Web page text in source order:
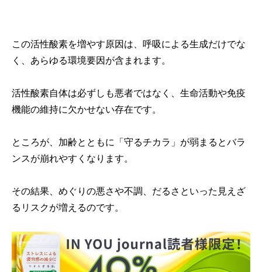
この活性酸素を増やす原因は、呼吸による生成だけでな
く、あらゆる環境要因が含まれます。
活性酸素自体は必ずしも悪者ではなく、生命活動や免疫
機能の維持に欠かせない存在です。
ところが、加齢とともに「守るチカラ」が弱まるとバラ
ンスが崩れやすくなります。
その結果、めぐりの悪さや不調、だるさといった見えざ
るリスクが増えるのです。